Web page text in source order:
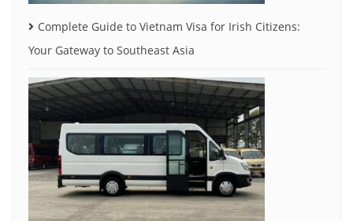
Complete Guide to Vietnam Visa for Irish Citizens:
Your Gateway to Southeast Asia